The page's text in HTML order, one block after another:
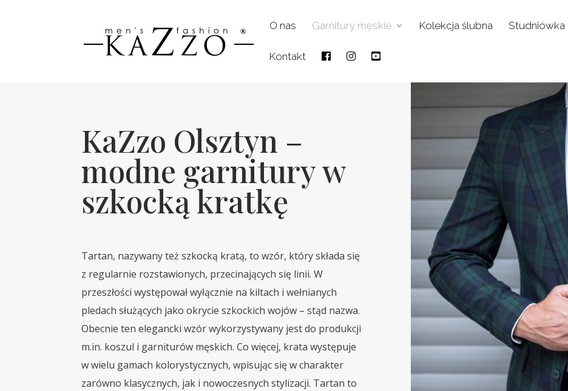
O nas Garnitury męskie Kolekcja ślubna Studniówka
Kontakt
KaZzo Olsztyn –
modne garnitury w
szkocką kratkę
Tartan, nazywany też szkocką kratą, to wzór, który składa się
z regularnie rozstawionych, przecinających się linii. W
przeszłości występował wyłącznie na kiltach i wełnianych
pledach służących jako okrycie szkockich wojów – stąd nazwa.
Obecnie ten elegancki wzór wykorzystywany jest do produkcji
m.in. koszul i garniturów męskich. Co więcej, krata występuje
w wielu gamach kolorystycznych, wpisując się w charakter
zarówno klasycznych, jak i nowoczesnych stylizacji. Tartan to